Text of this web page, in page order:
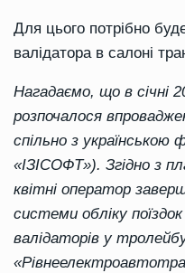
Для цього потрібно
валідатора в салоні
Нагадаємо, що в січні
розпочалося
спільно з
«ІЗІСОФТ»). Згідно з
квітні оператор
системи обліку
валідаторів у